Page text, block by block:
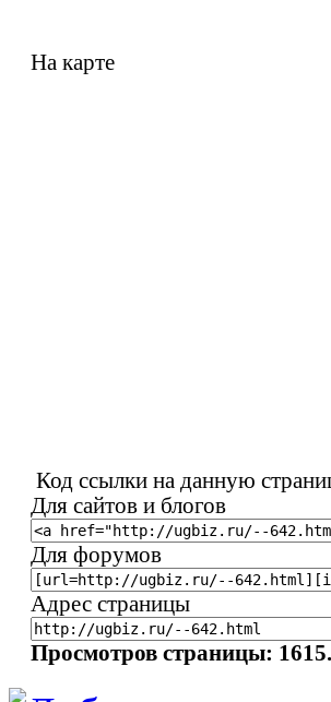
На карте
Код ссылки на данную
Для сайтов и блогов
Для форумов
Адрес страницы
Просмотров страницы: 1615.